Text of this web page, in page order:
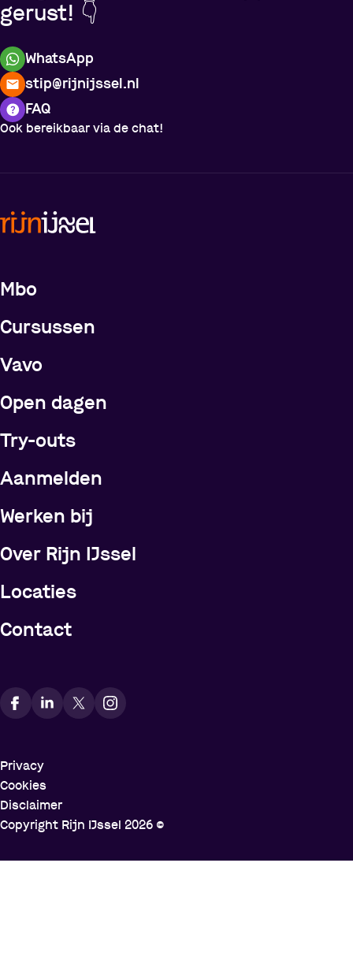
gerust! 👇
WhatsApp
stip@rijnijssel.nl
FAQ
Ook bereikbaar via de chat!
Meer over de opleidingen
Mbo
Cursussen
Vavo
Open dagen
Try-outs
Meer over Rijn IJssel
Aanmelden
Werken bij
Over Rijn IJssel
Locaties
Contact
Vindt ons op social media
Privacy
Cookies
Disclaimer
Copyright Rijn IJssel 2026 ©